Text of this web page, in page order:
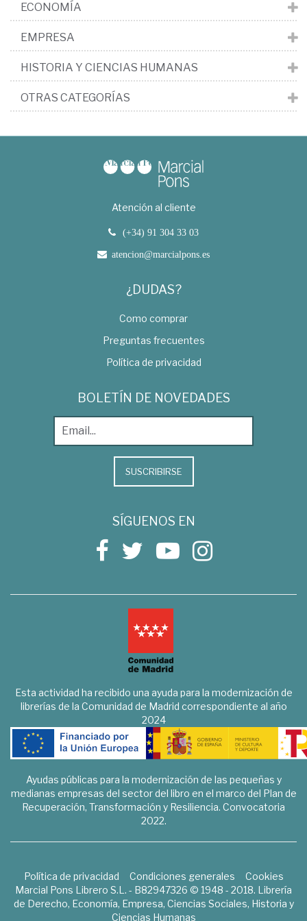
ECONOMÍA
EMPRESA
HISTORIA Y CIENCIAS HUMANAS
OTRAS CATEGORÍAS
Atención al cliente
(+34) 91 304 33 03
atencion@marcialpons.es
¿DUDAS?
Como comprar
Preguntas frecuentes
Política de privacidad
BOLETÍN DE NOVEDADES
SUSCRIBIRSE
SÍGUENOS EN
Esta actividad ha recibido una ayuda para la modernización de
librerías de la Comunidad de Madrid correspondiente al año
2024
Ayudas públicas para la modernización de las pequeñas y
medianas empresas del sector del libro en el marco del Plan de
Recuperación, Transformación y Resiliencia. Convocatoria
2022.
Política de privacidad Condiciones generales
Cookies
Marcial Pons Librero S.L. - B82947326 © 1948 - 2018. Librería
de Derecho, Economía, Empresa, Ciencias Sociales, Historia y
Ciencias Humanas